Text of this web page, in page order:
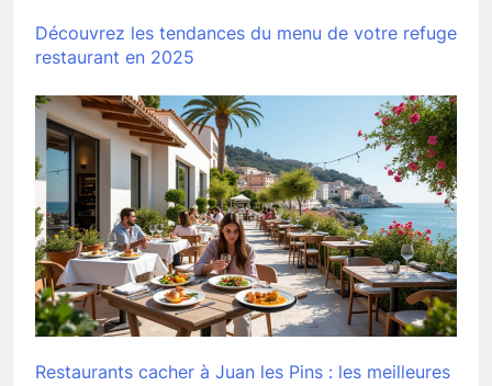
Découvrez les tendances du menu de votre refuge
restaurant en 2025
Restaurants cacher à Juan les Pins : les meilleures